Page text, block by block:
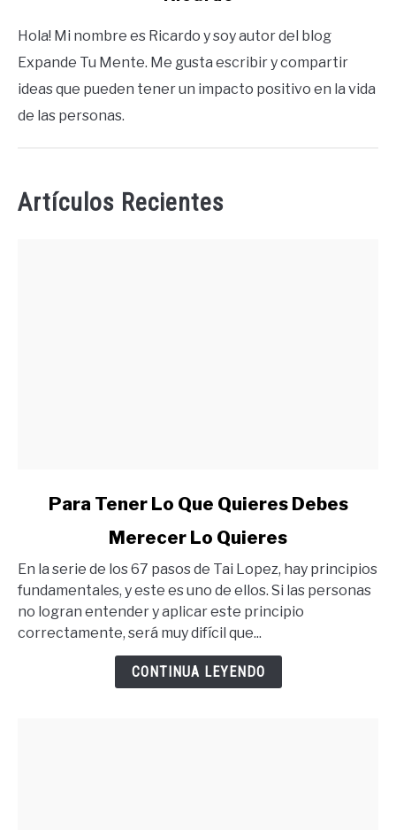
Hola! Mi nombre es Ricardo y soy autor del blog
Expande Tu Mente. Me gusta escribir y compartir
ideas que pueden tener un impacto positivo en la vida
de las personas.
Artículos Recientes
Tener
Lo
Que
Quieres
Para Tener Lo Que Quieres Debes
Merecer Lo Quieres
En la serie de los 67 pasos de Tai Lopez, hay principios
fundamentales, y este es uno de ellos. Si las personas
no logran entender y aplicar este principio
correctamente, será muy difícil que...
CONTINUA LEYENDO